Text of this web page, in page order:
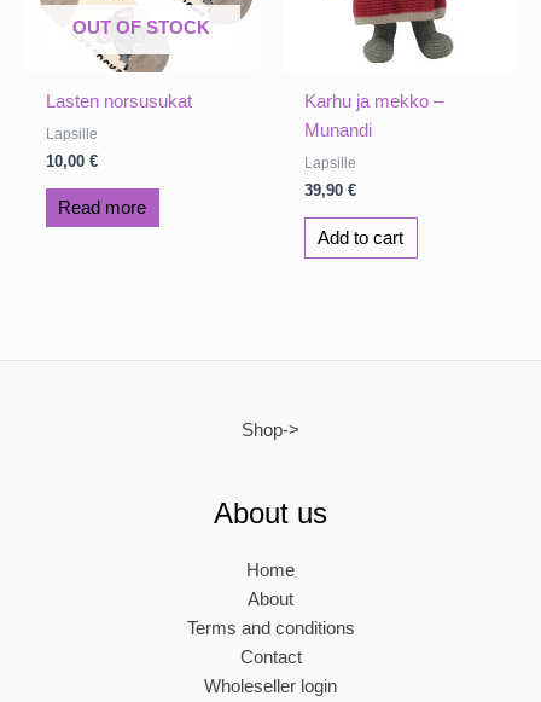
OUT OF STOCK
Lasten norsusukat
Lapsille
10,00 €
Read more
Karhu ja mekko –
Munandi
Lapsille
39,90 €
Add to cart
Shop->
About us
Home
About
Terms and conditions
Contact
Wholeseller login